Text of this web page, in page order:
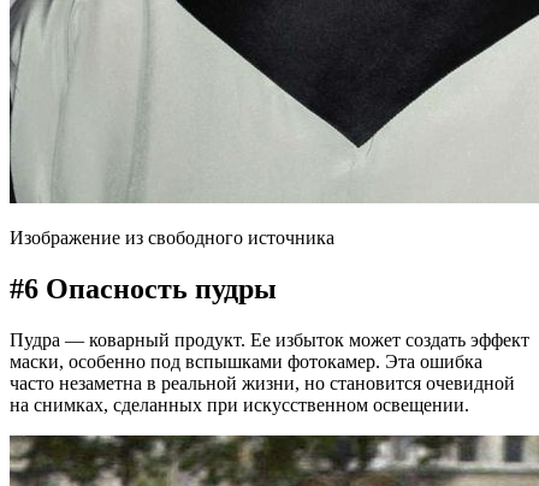
Изображение из свободного источника
#6 Опасность пудры
Пудра — коварный продукт. Ее избыток может создать эффект
маски, особенно под вспышками фотокамер. Эта ошибка
часто незаметна в реальной жизни, но становится очевидной
на снимках, сделанных при искусственном освещении.